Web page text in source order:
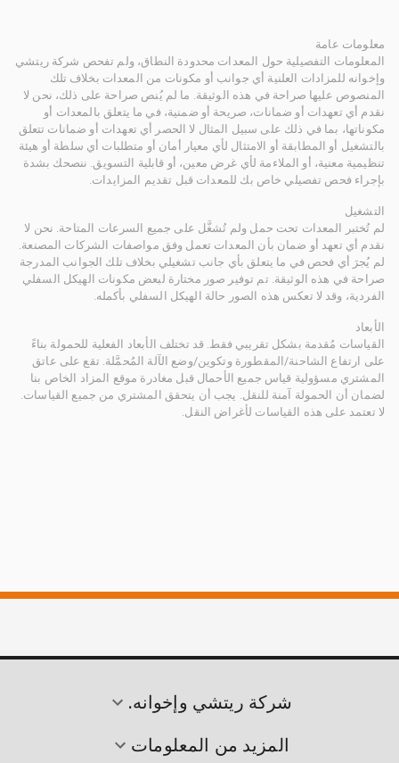
معلومات عامة
المعلومات التفصيلية حول المعدات محدودة النطاق، ولم تفحص شركة ريتشي
وإخوانه للمزادات العلنية أي جوانب أو مكونات من المعدات بخلاف تلك
المنصوص عليها صراحة في هذه الوثيقة. ما لم يُنص صراحة على ذلك، نحن لا
نقدم أي تعهدات أو ضمانات، صريحة أو ضمنية، في ما يتعلق بالمعدات أو
مكوناتها، بما في ذلك على سبيل المثال لا الحصر أي تعهدات أو ضمانات تتعلق
بالتشغيل أو المطابقة أو الامتثال لأي معيار أمان أو متطلبات أي سلطة أو هيئة
تنظيمية معنية، أو الملاءمة لأي غرض معين، أو قابلية التسويق. ننصحك بشدة
بإجراء فحص تفصيلي خاص بك للمعدات قبل تقديم المزايدات.
التشغيل
لم تُختبر المعدات تحت حمل ولم تُشغَّل على جميع السرعات المتاحة. نحن لا
نقدم أي تعهد أو ضمان بأن المعدات تعمل وفق مواصفات الشركات المصنعة.
لم يُجرَ أي فحص في ما يتعلق بأي جانب تشغيلي بخلاف تلك الجوانب المدرجة
صراحة في هذه الوثيقة. تم توفير صور مختارة لبعض مكونات الهيكل السفلي
الفردية، وقد لا تعكس هذه الصور حالة الهيكل السفلي بأكمله.
الأبعاد
القياسات مُقدمة بشكل تقريبي فقط. قد تختلف الأبعاد الفعلية للحمولة بناءً
على ارتفاع الشاحنة/المقطورة وتكوين/وضع الآلة المُحمَّلة. تقع على عاتق
المشتري مسؤولية قياس جميع الأحمال قبل مغادرة موقع المزاد الخاص بنا
لضمان أن الحمولة آمنة للنقل. يجب أن يتحقق المشتري من جميع القياسات.
لا تعتمد على هذه القياسات لأغراض النقل.
شركة ريتشي وإخوانه.
المزيد من المعلومات